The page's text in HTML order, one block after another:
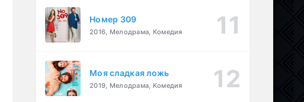
Номер 309
2016, Мелодрама, Комедия
Моя сладкая ложь
2019, Мелодрама, Комедия